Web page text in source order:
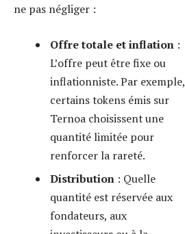
Programmes de staking,
(destruction) de tokens
contribuent à stabiliser et
valoriser la cryptomonnaie.
Une stratégie bien calibrée
prolonge la durée de vie de votre
token et facilite son adoption. Par
système agile où le token stimule à
la fois l’usage et la sécurité des
transactions décentralisées.